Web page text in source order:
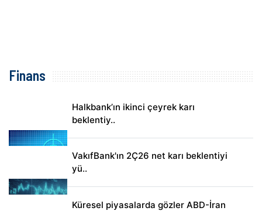
Finans
Halkbank’ın ikinci çeyrek karı
beklentiy..
VakıfBank'ın 2Ç26 net karı beklentiyi
yü..
Küresel piyasalarda gözler ABD-İran